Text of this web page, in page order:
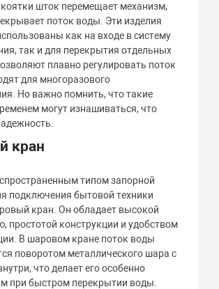
шток перемещает механизм,
поток воды. Эти изделия
как на входе в систему
так и для перекрытия отдельных
плавно регулировать поток
для многоразового
Но важно помнить, что такие
могут изнашиваться, что
кран
типом запорной
подключения бытовой техники
кран. Он обладает высокой
простотой конструкции и удобством
В шаровом кране поток воды
поворотом металлического шара с
что делает его особенно
при быстром перекрытии воды.